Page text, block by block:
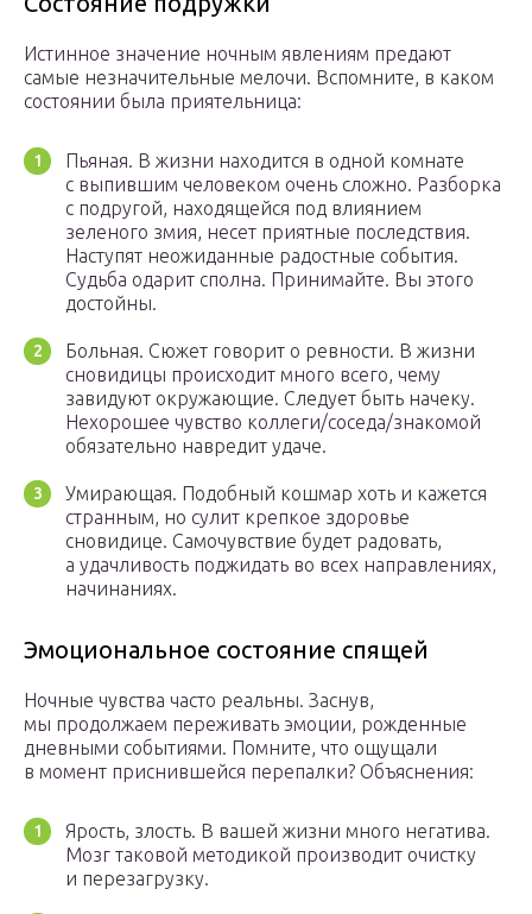
Истинное значение ночным явлениям предают
самые незначительные мелочи. Вспомните, в каком
состоянии была приятельница:
Пьяная. В жизни находится в одной комнате
с выпившим человеком очень сложно. Разборка
с подругой, находящейся под влиянием
зеленого змия, несет приятные последствия.
Наступят неожиданные радостные события.
Судьба одарит сполна. Принимайте. Вы этого
достойны.
Больная. Сюжет говорит о ревности. В жизни
сновидицы происходит много всего, чему
завидуют окружающие. Следует быть начеку.
Нехорошее чувство коллеги/соседа/знакомой
обязательно навредит удаче.
Умирающая. Подобный кошмар хоть и кажется
странным, но сулит крепкое здоровье
сновидице. Самочувствие будет радовать,
а удачливость поджидать во всех направлениях,
начинаниях.
Эмоциональное состояние спящей
Ночные чувства часто реальны. Заснув,
мы продолжаем переживать эмоции, рожденные
дневными событиями. Помните, что ощущали
в момент приснившейся перепалки? Объяснения:
Ярость, злость. В вашей жизни много негатива.
Мозг таковой методикой производит очистку
и перезагрузку.